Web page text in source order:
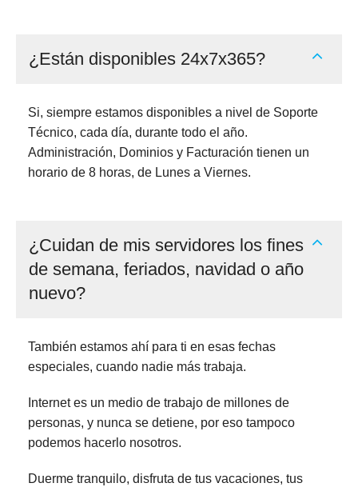
¿Están disponibles 24x7x365?
Si, siempre estamos disponibles a nivel de Soporte
Técnico, cada día, durante todo el año.
Administración, Dominios y Facturación tienen un
horario de 8 horas, de Lunes a Viernes.
¿Cuidan de mis servidores los fines
de semana, feriados, navidad o año
nuevo?
También estamos ahí para ti en esas fechas
especiales, cuando nadie más trabaja.
Internet es un medio de trabajo de millones de
personas, y nunca se detiene, por eso tampoco
podemos hacerlo nosotros.
Duerme tranquilo, disfruta de tus vacaciones, tus